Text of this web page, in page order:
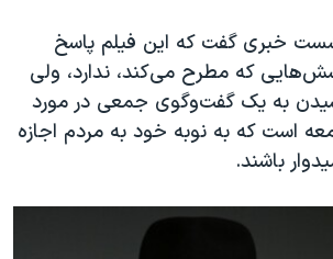
خبری گفت که این فیلم پاسخ
که مطرح می‌کند، ندارد، ولی
به یک گفت‌وگوی جمعی در مورد
است که به نوبه خود به مردم اجازه
باشند.